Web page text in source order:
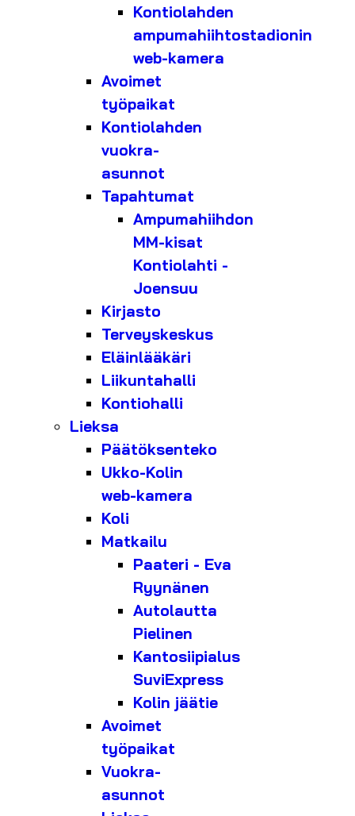
Kontiolahden
ampumahiihtostadionin
web-kamera
Avoimet
työpaikat
Kontiolahden
vuokra-
asunnot
Tapahtumat
Ampumahiihdon
MM-kisat
Kontiolahti -
Joensuu
Kirjasto
Terveyskeskus
Eläinlääkäri
Liikuntahalli
Kontiohalli
Lieksa
Päätöksenteko
Ukko-Kolin
web-kamera
Koli
Matkailu
Paateri - Eva
Ryynänen
Autolautta
Pielinen
Kantosiipialus
SuviExpress
Kolin jäätie
Avoimet
työpaikat
Vuokra-
asunnot